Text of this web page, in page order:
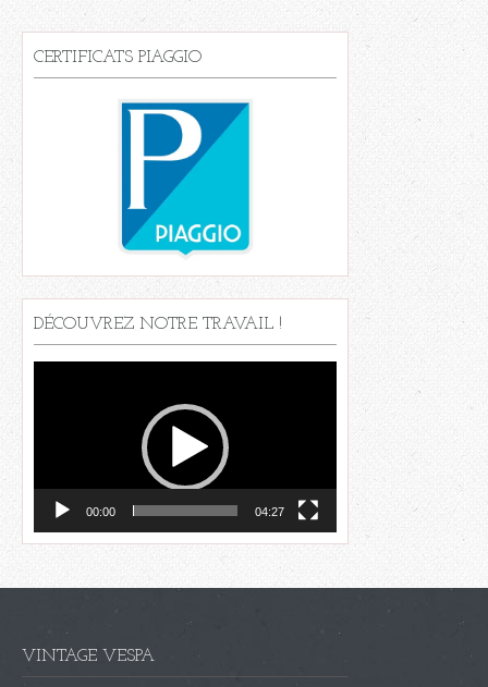
CERTIFICATS PIAGGIO
DÉCOUVREZ NOTRE TRAVAIL !
00:00 04:27
VINTAGE VESPA